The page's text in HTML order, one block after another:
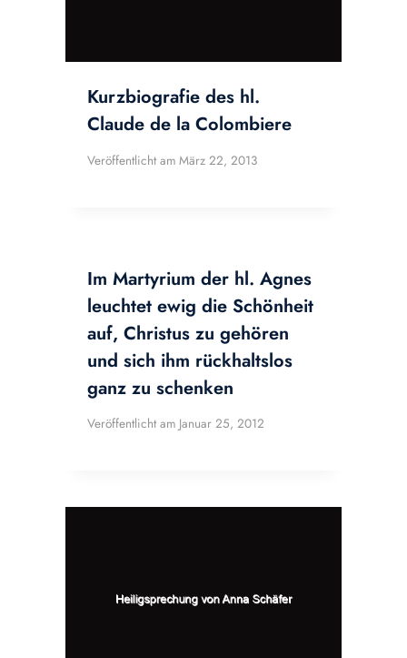
Kurzbiografie des hl.
Claude de la Colombiere
Veröffentlicht am März 22, 2013
Im Martyrium der hl. Agnes
leuchtet ewig die Schönheit
auf, Christus zu gehören
und sich ihm rückhaltslos
ganz zu schenken
Veröffentlicht am Januar 25, 2012